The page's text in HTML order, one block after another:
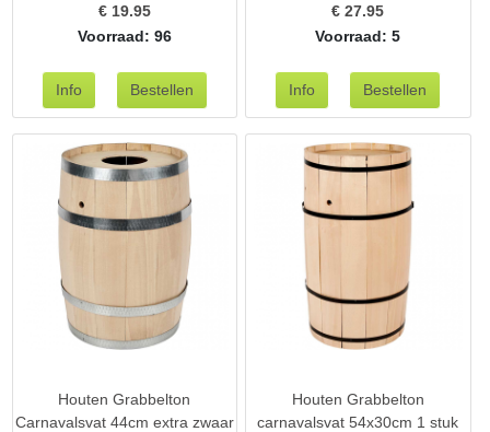
€ 19.95
Voorraad: 96
€27.95
Voorraad: 5
Houten Grabbelton
Carnavalsvat 44cm extra zwaar
Houten Grabbelton
carnavalsvat 54x30cm 1 stuk